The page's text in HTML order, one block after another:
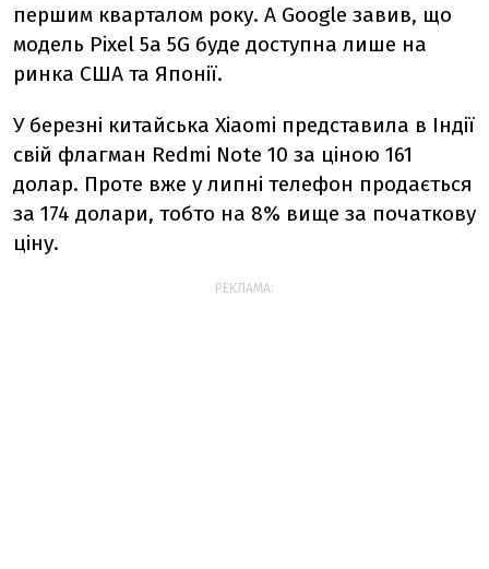
першим кварталом року. А Google завив, що
модель Pixel 5a 5G буде доступна лише на
ринка США та Японії.
У березні китайська Xiaomi представила в Індії
свій флагман Redmi Note 10 за ціною 161
долар. Проте вже у липні телефон продається
за 174 долари, тобто на 8% вище за початкову
ціну.
РЕКЛАМА: